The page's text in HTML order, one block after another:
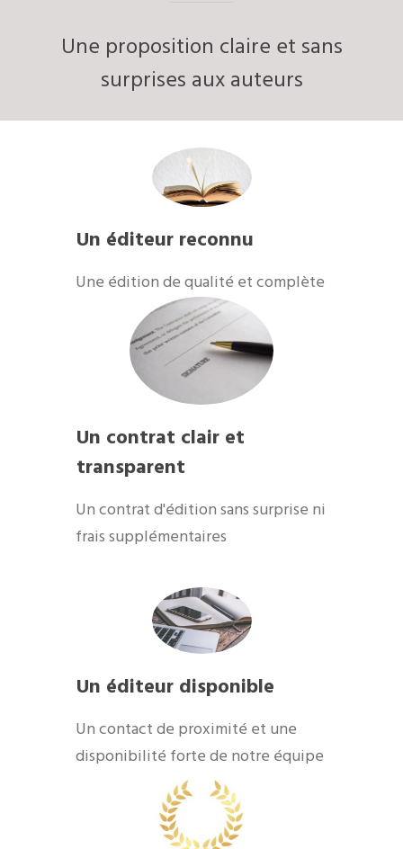
​​​Une proposition claire et sans
surprises aux auteurs
​Un éditeur reconnu
Une édition de qualité et complète
Un contrat clair et
transparent
Un contrat d'édition sans surprise ni
frais supplémentaires
Un éditeur disponible
​Un contact de proximité et une
disponibilité forte de notre équipe